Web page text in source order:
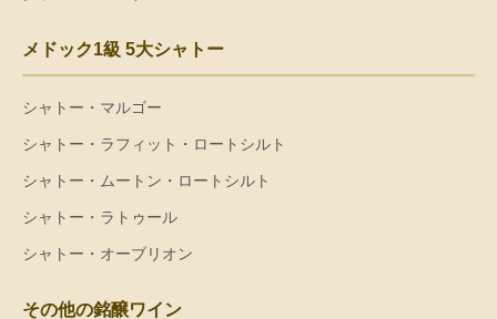
メドック1級 5大シャトー
シャトー・マルゴー
シャトー・ラフィット・ロートシルト
シャトー・ムートン・ロートシルト
シャトー・ラトゥール
シャトー・オーブリオン
その他の銘醸ワイン